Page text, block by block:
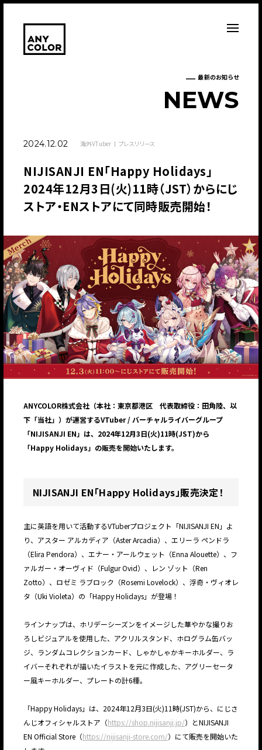
最新のお知らせ
NEWS
2024.12.02 海外VTuber プレスリリース
NIJISANJI EN「Happy Holidays」
2024年12月3日(火)11時（JST）からにじ
ストア・ENストアにて同時販売開始！
ANYCOLOR株式会社（本社：東京都港区 代表取締役：田角陸、以
下「当社」）が運営するVTuber / バーチャルライバーグループ
「NIJISANJI EN」は、2024年12月3日(火)11時(JST)から
「Happy Holidays」の販売を開始いたします。
NIJISANJI EN「Happy Holidays」販売決定！
主に英語を用いて活動するVTuberプロジェクト「NIJISANJI EN」よ
り、アスター アルカディア（Aster Arcadia）、エリーラ ペンドラ
（Elira Pendora）、エナー・アールウェット（Enna Alouette）、フ
ァルガー・オーヴィド（Fulgur Ovid）、レン ゾット（Ren
Zotto）、ロゼミ ラブロック（Rosemi Lovelock）、浮奇・ヴィオレ
タ（Uki Violeta）の「Happy Holidays」が登場！
ラインナップは、ホリデーシーズンをイメージした華やかな撮りお
ろしビジュアルを使用した、アクリルスタンド、ホログラム缶バッ
ジ、ランダムコレクションカード、しゃかしゃかキーホルダー、ラ
イバーそれぞれが描いたイラストを元に作成した、アグリーセータ
ー風キーホルダー、プレートの計6種。
「Happy Holidays」は、2024年12月3日(火)11時(JST)から、にじさ
んじオフィシャルストア（https://shop.nijisanji.jp/）とNIJISANJI
EN Official Store（https://nijisanji-store.com/）にて販売を開始いた